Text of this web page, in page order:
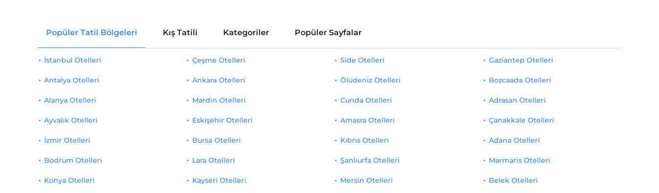
Popüler Tatil Bölgeleri Kış Tatili Kategoriler Popüler Sayfalar
İstanbul Otelleri
Antalya Otelleri
Alanya Otelleri
Ayvalık Otelleri
İzmir Otelleri
Çeşme Otelleri
Ankara Otelleri
Mardin Otelleri
Eskişehir Otelleri
Bursa Otelleri
Side Otelleri
Ölüdeniz Otelleri
Cunda Otelleri
Amasra Otelleri
Kıbrıs Otelleri
Gaziantep Otelleri
Bozcaada Otelleri
Adrasan Otelleri
Çanakkale Otelleri
Adana Otelleri
Bodrum Otelleri
Konya Otelleri
Lara Otelleri
Kayseri Otelleri
Şanlıurfa Otelleri
Mersin Otelleri
Marmaris Otelleri
Belek Otelleri